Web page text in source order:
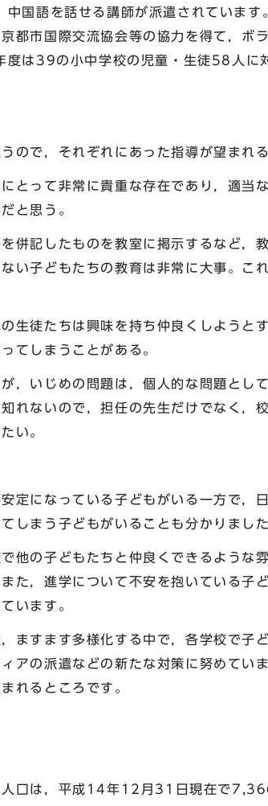
国語を話せる講師が派遣されています
都市国際交流協会等の協力を得て，ボ
度は39の小中学校の児童・生徒58人に
で，それぞれにあった指導が望まれる
って非常に貴重な存在であり，適当
と思う。
記したものを教室に掲示するなど，
い子どもたちの教育は非常に大事。こ
徒たちは興味を持ち仲良くしようとす
てしまうことがある。
いじめの問題は，個人的な問題とし
れないので，担任の先生だけでなく，
い。
になっている子どもがいる一方で，
しまう子どもがいることも分かりました
の子どもたちと仲良くできるような雰
た，進学について不安を抱いている子
います。
すます多様化する中で，各学校で子
アの派遣などの新たな対策に努めてい
れるところです。
口は，平成14年12月31日現在で